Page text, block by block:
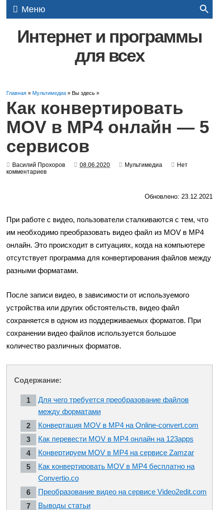
Меню
Интернет и программы
для всех
Главная »Мультимедиа » Вы здесь »
Как конвертировать
MOV в MP4 онлайн — 5
сервисов
Василий Прохоров 08.06.2020 Мультимедиа
Нет
комментариев
Обновлено: 23.12.2021
При работе с видео, пользователи сталкиваются с тем, что
им необходимо преобразовать видео файл из MOV в MP4
онлайн. Это происходит в ситуациях, когда на компьютере
отсутствует программа для конвертирования файлов между
разными форматами.
После записи видео, в зависимости от используемого
устройства или других обстоятельств, видео файл
сохраняется в одном из поддерживаемых форматов. При
сохранении видео файлов используется большое
количество различных форматов.
Содержание:
Для чего требуется преобразование файлов
между форматами
Конвертация MOV в MP4 на Online-convert.com
Как перевести MOV в MP4 онлайн на 123apps
Конвертируем MOV в MP4 на сервисе Zamzar
Как конвертировать MOV в MP4 бесплатно на
Convertio.co
Преобразование видео на сервисе Video2edit.com
Выводы статьи